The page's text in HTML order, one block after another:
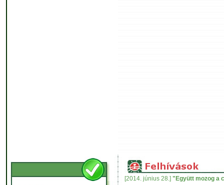
[2014. június 28.] "Együtt mozog a